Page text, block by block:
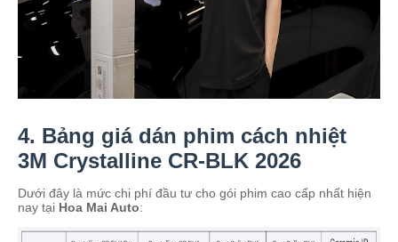
4. Bảng giá dán phim cách nhiệt
3M Crystalline CR-BLK 2026
Dưới đây là mức chi phí đầu tư cho gói phim cao cấp nhất hiện
nay tại Hoa Mai Auto: